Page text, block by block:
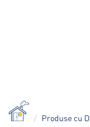
Produse cu